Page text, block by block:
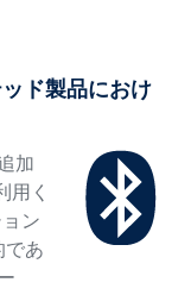
ド製品におけ
加
用く
ン
であ